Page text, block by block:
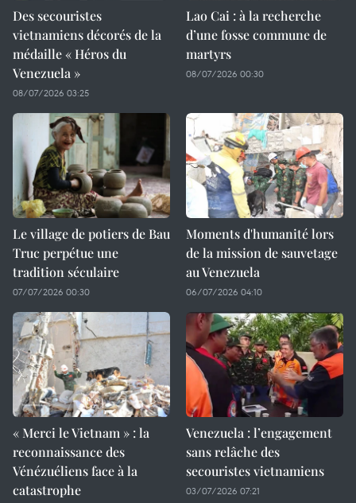
Des secouristes
vietnamiens décorés de la
médaille « Héros du
Venezuela »
08/07/2026 03:25
Lao Cai : à la recherche
d’une fosse commune de
martyrs
08/07/2026 00:30
Le village de potiers de Bau
Truc perpétue une
tradition séculaire
07/07/2026 00:30
Moments d'humanité lors
de la mission de sauvetage
au Venezuela
06/07/2026 04:10
« Merci le Vietnam » : la
reconnaissance des
Vénézuéliens face à la
catastrophe
Venezuela : l’engagement
sans relâche des
secouristes vietnamiens
03/07/2026 07:21